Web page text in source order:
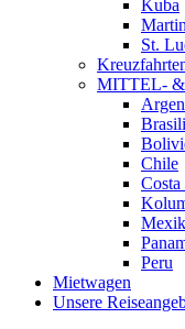
Kuba
St.
MITTEL-
Chile
Costa
Peru
Mietwagen
Unsere